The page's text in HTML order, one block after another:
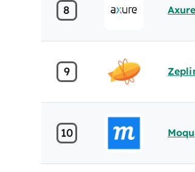
8
9
10